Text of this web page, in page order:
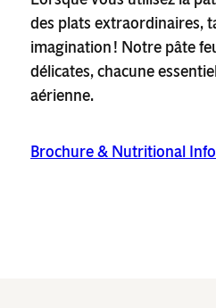
des plats extraordinaires,
imagination ! Notre pâte
délicates, chacune
aérienne.
Brochure & Nutritional Info